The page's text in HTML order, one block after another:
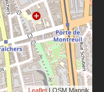
Leaflet | OSM Mapnik